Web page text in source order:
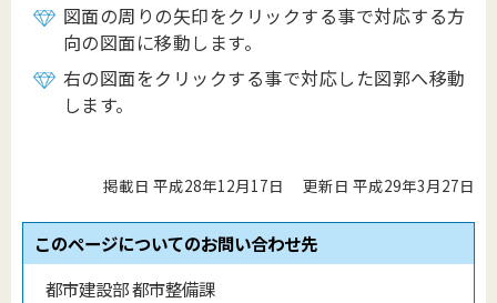
図面の周りの矢印をクリックする事で対応する方
向の図面に移動します。
右の図面をクリックする事で対応した図郭へ移動
します。
掲載日 平成28年12月17日 更新日 平成29年3月27日
このページについてのお問い合わせ先
都市建設部 都市整備課